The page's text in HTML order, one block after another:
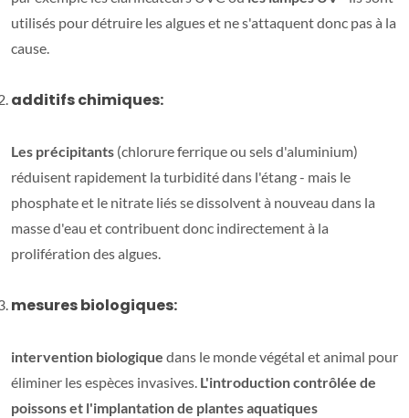
utilisés pour détruire les algues et ne s'attaquent donc pas à la
cause.
additifs chimiques:
Les précipitants (chlorure ferrique ou sels d'aluminium)
réduisent rapidement la turbidité dans l'étang - mais le
phosphate et le nitrate liés se dissolvent à nouveau dans la
masse d'eau et contribuent donc indirectement à la
prolifération des algues.
mesures biologiques:
intervention biologique dans le monde végétal et animal pour
éliminer les espèces invasives. L'introduction contrôlée de
poissons et l'implantation de plantes aquatiques